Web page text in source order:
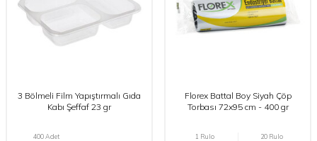
3 Bölmeli Film Yapıştırmalı Gıda
Kabı Şeffaf 23 gr
400 Adet
Florex Battal Boy Siyah Çöp
Torbası 72x95 cm - 400 gr
1 Rulo 20 Rulo